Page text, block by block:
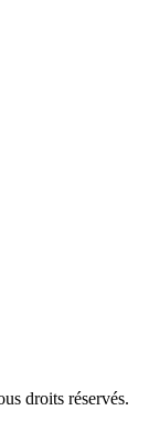
droits réservés.